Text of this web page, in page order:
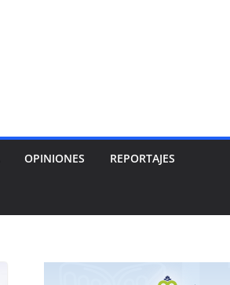
OPINIONES REPORTAJES